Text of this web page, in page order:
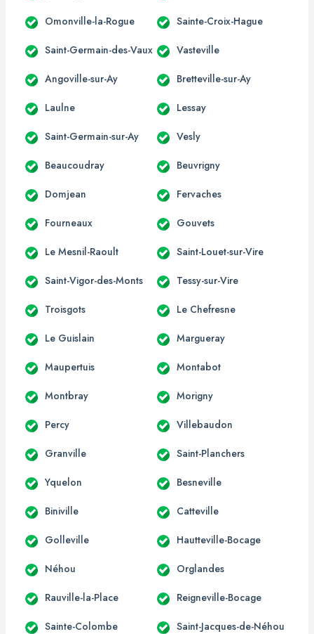
Omonville-la-Rogue Sainte-Croix-Hague
Saint-Germain-des-Vaux Vasteville
Angoville-sur-Ay Bretteville-sur-Ay
Laulne Lessay
Saint-Germain-sur-Ay Vesly
Beaucoudray Beuvrigny
Domjean Fervaches
Fourneaux Gouvets
Le Mesnil-Raoult Saint-Louet-sur-Vire
Saint-Vigor-des-Monts Tessy-sur-Vire
Troisgots Le Chefresne
Le Guislain Margueray
Maupertuis Montabot
Montbray Morigny
Percy Villebaudon
Granville Saint-Planchers
Yquelon Besneville
Biniville Catteville
Golleville Hautteville-Bocage
Néhou Orglandes
Rauville-la-Place Reigneville-Bocage
Sainte-Colombe Saint-Jacques-de-Néhou